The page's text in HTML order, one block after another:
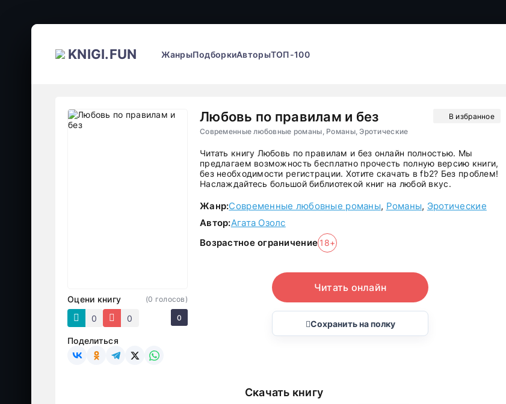
KNIGI.FUN ЖанрыПодборкиАвторыТОП-100
Любовь по правилам и без
Современные любовные романы, Романы, Эротические
В избранное
Оцени книгу
0
0
(0 голосов)
0
Поделиться
Читать книгу Любовь по правилам и без онлайн полностью. Мы
предлагаем возможность бесплатно прочесть полную версию книги,
без необходимости регистрации. Хотите скачать в fb2? Без проблем!
Наслаждайтесь большой библиотекой книг на любой вкус.
Жанр:Современные любовные романы, Романы, Эротические
Автор:Агата Озолс
Возрастное ограничение 18+
Читать онлайн
Сохранить на полку
Скачать книгу